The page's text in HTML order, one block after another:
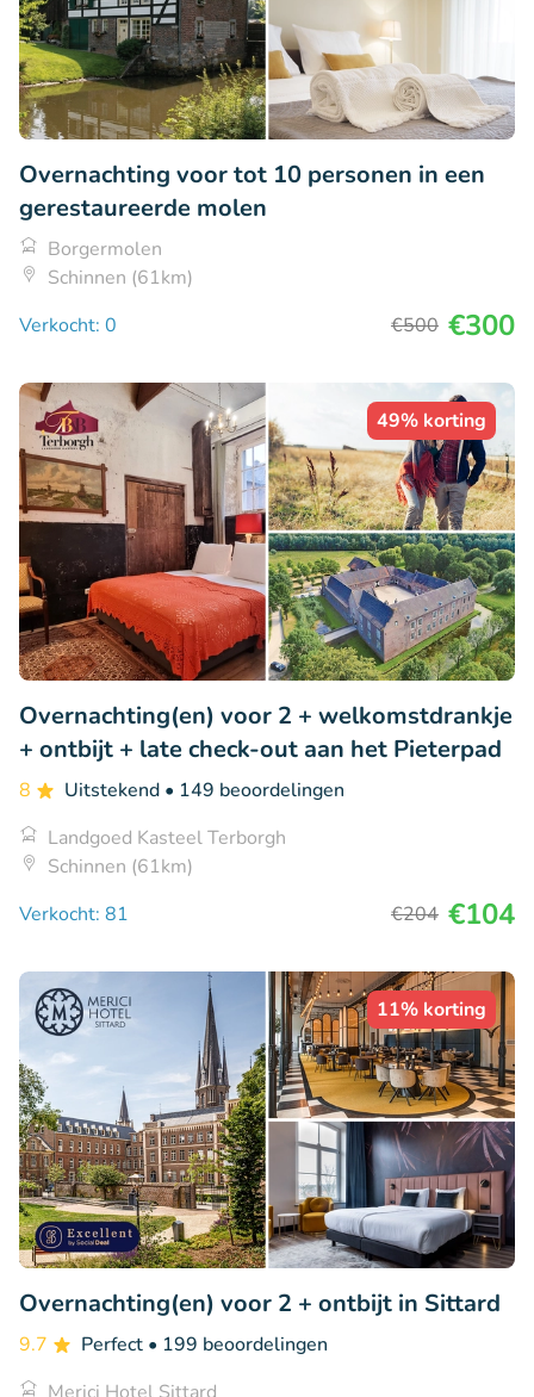
Overnachting voor tot 10 personen in een
gerestaureerde molen
Borgermolen
Schinnen (61km)
Verkocht: 0
€500 €300
49% korting
Overnachting(en) voor 2 + welkomstdrankje
+ ontbijt + late check-out aan het Pieterpad
8 Uitstekend • 149 beoordelingen
Landgoed Kasteel Terborgh
Schinnen (61km)
Verkocht: 81
€204 €104
11% korting
Overnachting(en) voor 2 + ontbijt in Sittard
9.7 Perfect • 199 beoordelingen